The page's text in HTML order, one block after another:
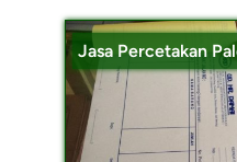
Jasa Percetakan